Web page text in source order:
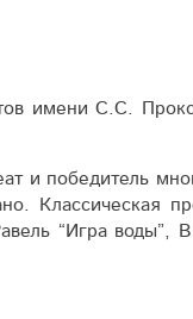
имени С.С.
и победитель
Классическая
“Игра воды”,